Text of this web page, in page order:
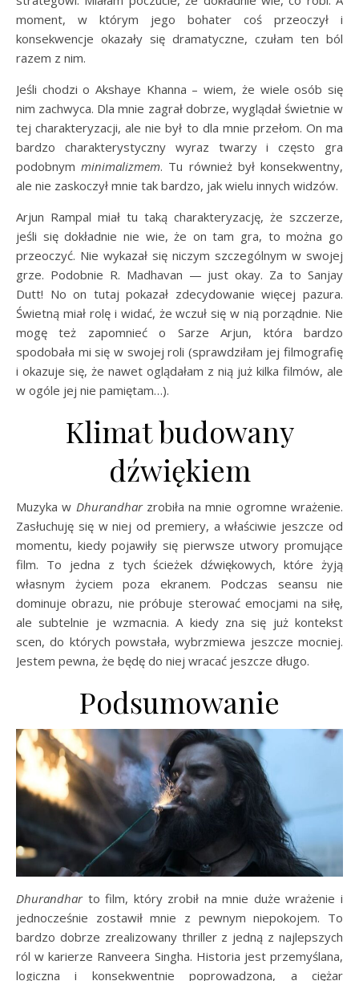
moment, w którym jego bohater coś przeoczył i
konsekwencje okazały się dramatyczne, czułam ten ból
razem z nim.
Jeśli chodzi o Akshaye Khanna – wiem, że wiele osób się
nim zachwyca. Dla mnie zagrał dobrze, wyglądał świetnie w
tej charakteryzacji, ale nie był to dla mnie przełom. On ma
bardzo charakterystyczny wyraz twarzy i często gra
podobnymminimalizmem. Tu również był konsekwentny,
ale nie zaskoczył mnie tak bardzo, jak wielu innych widzów.
Arjun Rampal miał tu taką charakteryzację, że szczerze,
jeśli się dokładnie nie wie, że on tam gra, to można go
przeoczyć. Nie wykazał się niczym szczególnym w swojej
grze. Podobnie R. Madhavan — just okay. Za to Sanjay
Dutt! No on tutaj pokazał zdecydowanie więcej pazura.
Świetną miał rolę i widać, że wczuł się w nią porządnie. Nie
mogę też zapomnieć o Sarze Arjun, która bardzo
spodobała mi się w swojej roli (sprawdziłam jej filmografię
i okazuje się, że nawet oglądałam z nią już kilka filmów, ale
w ogóle jej nie pamiętam…).
Klimat budowany
dźwiękiem
Muzyka w Dhurandharzrobiła na mnie ogromne wrażenie.
Zasłuchuję się w niej od premiery, a właściwie jeszcze od
momentu, kiedy pojawiły się pierwsze utwory promujące
film. To jedna z tych ścieżek dźwiękowych, które żyją
własnym życiem poza ekranem. Podczas seansu nie
dominuje obrazu, nie próbuje sterować emocjami na siłę,
ale subtelnie je wzmacnia. A kiedy zna się już kontekst
scen, do których powstała, wybrzmiewa jeszcze mocniej.
Jestem pewna, że będę do niej wracać jeszcze długo.
Podsumowanie
Dhurandharto film, który zrobił na mnie duże wrażenie i
jednocześnie zostawił mnie z pewnym niepokojem. To
bardzo dobrze zrealizowany thriller z jedną z najlepszych
ról w karierze Ranveera Singha. Historia jest przemyślana,
logiczna i konsekwentnie poprowadzona, a ciężar